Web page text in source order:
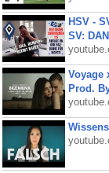
HSV -
SV:
Voyage
Prod.